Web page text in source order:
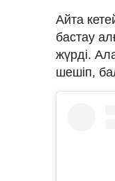
Айта
бастау
жүрді.
шешіп,